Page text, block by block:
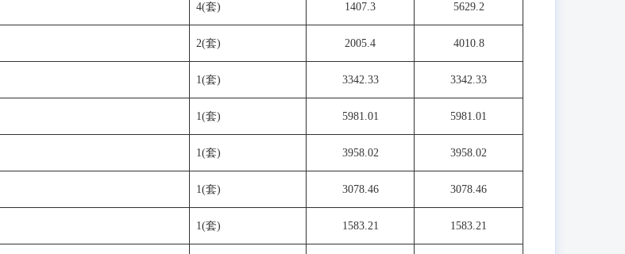
4(套) 1407.3 5629.2
2(套) 2005.4 4010.8
1(套) 3342.33 3342.33
1(套) 5981.01 5981.01
1(套) 3958.02 3958.02
1(套) 3078.46 3078.46
1(套) 1583.21 1583.21